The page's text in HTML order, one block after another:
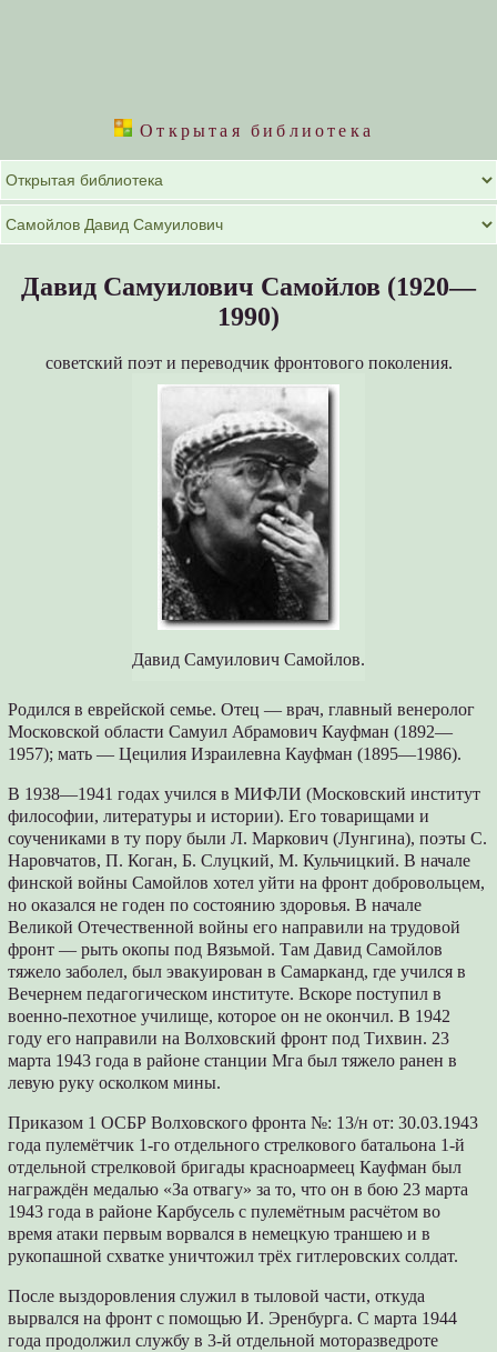
Открытая библиотека
Давид Самуилович Самойлов (1920—
1990)
советский поэт и переводчик фронтового поколения.
Давид Самуилович Самойлов.
Родился в еврейской семье. Отец — врач, главный венеролог
Московской области Самуил Абрамович Кауфман (1892—
1957); мать — Цецилия Израилевна Кауфман (1895—1986).
В 1938—1941 годах учился в МИФЛИ (Московский институт
философии, литературы и истории). Его товарищами и
соучениками в ту пору были Л. Маркович (Лунгина), поэты С.
Наровчатов, П. Коган, Б. Слуцкий, М. Кульчицкий. В начале
финской войны Самойлов хотел уйти на фронт добровольцем,
но оказался не годен по состоянию здоровья. В начале
Великой Отечественной войны его направили на трудовой
фронт — рыть окопы под Вязьмой. Там Давид Самойлов
тяжело заболел, был эвакуирован в Самарканд, где учился в
Вечернем педагогическом институте. Вскоре поступил в
военно-пехотное училище, которое он не окончил. В 1942
году его направили на Волховский фронт под Тихвин. 23
марта 1943 года в районе станции Мга был тяжело ранен в
левую руку осколком мины.
Приказом 1 ОСБР Волховского фронта №: 13/н от: 30.03.1943
года пулемётчик 1-го отдельного стрелкового батальона 1-й
отдельной стрелковой бригады красноармеец Кауфман был
награждён медалью «За отвагу» за то, что он в бою 23 марта
1943 года в районе Карбусель с пулемётным расчётом во
время атаки первым ворвался в немецкую траншею и в
рукопашной схватке уничтожил трёх гитлеровских солдат.
После выздоровления служил в тыловой части, откуда
вырвался на фронт с помощью И. Эренбурга. С марта 1944
года продолжил службу в 3-й отдельной моторазведроте